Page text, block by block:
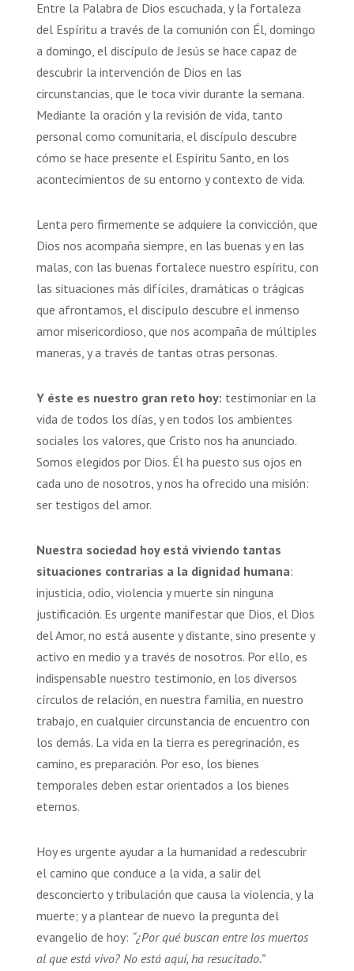
Entre la Palabra de Dios escuchada, y la fortaleza
del Espíritu a través de la comunión con Él, domingo
a domingo, el discípulo de Jesús se hace capaz de
descubrir la intervención de Dios en las
circunstancias, que le toca vivir durante la semana.
Mediante la oración y la revisión de vida, tanto
personal como comunitaria, el discípulo descubre
cómo se hace presente el Espíritu Santo, en los
acontecimientos de su entorno y contexto de vida.
Lenta pero firmemente se adquiere la convicción, que
Dios nos acompaña siempre, en las buenas y en las
malas, con las buenas fortalece nuestro espíritu, con
las situaciones más difíciles, dramáticas o trágicas
que afrontamos, el discípulo descubre el inmenso
amor misericordioso, que nos acompaña de múltiples
maneras, y a través de tantas otras personas.
Y éste es nuestro gran reto hoy: testimoniar en la
vida de todos los días, y en todos los ambientes
sociales los valores, que Cristo nos ha anunciado.
Somos elegidos por Dios. Él ha puesto sus ojos en
cada uno de nosotros, y nos ha ofrecido una misión:
ser testigos del amor.
Nuestra sociedad hoy está viviendo tantas
situaciones contrarias a la dignidad humana:
injusticia, odio, violencia y muerte sin ninguna
justificación. Es urgente manifestar que Dios, el Dios
del Amor, no está ausente y distante, sino presente y
activo en medio y a través de nosotros. Por ello, es
indispensable nuestro testimonio, en los diversos
círculos de relación, en nuestra familia, en nuestro
trabajo, en cualquier circunstancia de encuentro con
los demás. La vida en la tierra es peregrinación, es
camino, es preparación. Por eso, los bienes
temporales deben estar orientados a los bienes
eternos.
Hoy es urgente ayudar a la humanidad a redescubrir
el camino que conduce a la vida, a salir del
desconcierto y tribulación que causa la violencia, y la
muerte; y a plantear de nuevo la pregunta del
evangelio de hoy: “¿Por qué buscan entre los muertos
al que está vivo? No está aquí, ha resucitado.”